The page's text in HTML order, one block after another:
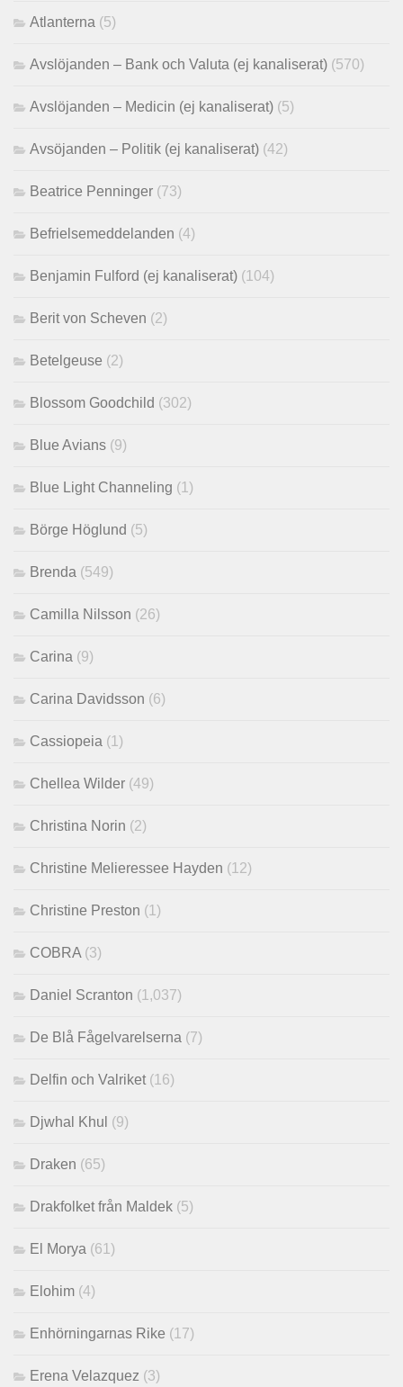
Atlanterna (5)
Avslöjanden – Bank och Valuta (ej kanaliserat) (570)
Avslöjanden – Medicin (ej kanaliserat) (5)
Avsöjanden – Politik (ej kanaliserat) (42)
Beatrice Penninger (73)
Befrielsemeddelanden (4)
Benjamin Fulford (ej kanaliserat) (104)
Berit von Scheven (2)
Betelgeuse (2)
Blossom Goodchild (302)
Blue Avians (9)
Blue Light Channeling (1)
Börge Höglund (5)
Brenda (549)
Camilla Nilsson (26)
Carina (9)
Carina Davidsson (6)
Cassiopeia (1)
Chellea Wilder (49)
Christina Norin (2)
Christine Melieressee Hayden (12)
Christine Preston (1)
COBRA (3)
Daniel Scranton (1,037)
De Blå Fågelvarelserna (7)
Delfin och Valriket (16)
Djwhal Khul (9)
Draken (65)
Drakfolket från Maldek (5)
El Morya (61)
Elohim (4)
Enhörningarnas Rike (17)
Erena Velazquez (3)